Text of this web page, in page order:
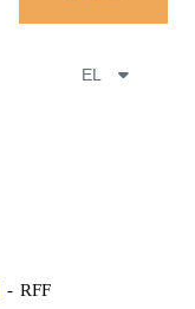
EL
RFF